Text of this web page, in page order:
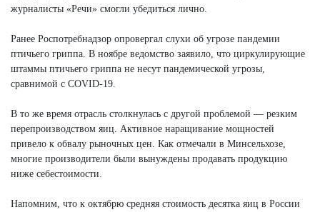
журналисты «Речи» смогли убедиться лично.
Ранее Роспотребнадзор опровергал слухи об угрозе пандемии
птичьего гриппа. В ноябре ведомство заявило, что циркулирующие
штаммы птичьего гриппа не несут пандемической угрозы,
сравнимой с COVID-19.
В то же время отрасль столкнулась с другой проблемой — резким
перепроизводством яиц. Активное наращивание мощностей
привело к обвалу рыночных цен. Как отмечали в Минсельхозе,
многие производители были вынуждены продавать продукцию
ниже себестоимости.
Напомним, что к октябрю средняя стоимость десятка яиц в России